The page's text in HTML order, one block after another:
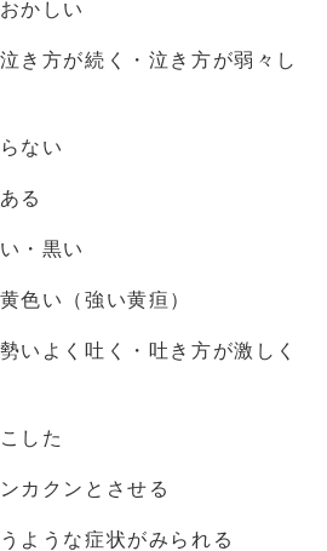
かしい
き方が続く・泣き方が弱々し
ない
る
・黒い
色い（強い黄疸）
いよく吐く・吐き方が激しく
した
カクンとさせる
ような症状がみられる